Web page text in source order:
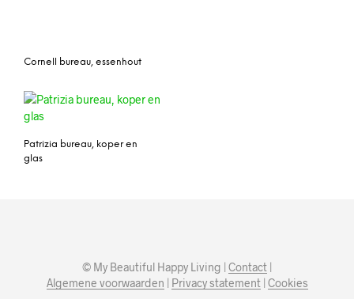
Cornell bureau, essenhout
Patrizia bureau, koper en
glas
© My Beautiful Happy Living | Contact
Algemene voorwaarden
Privacy statement| Cookies